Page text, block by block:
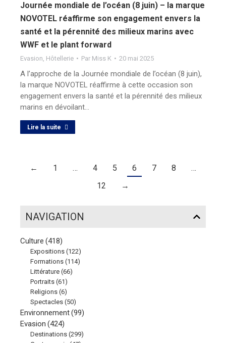
Journée mondiale de l’océan (8 juin) – la marque
NOVOTEL réaffirme son engagement envers la
santé et la pérennité des milieux marins avec
WWF et le plant forward
Evasion, Hôtellerie Par Miss K 20 mai 2025
A l’approche de la Journée mondiale de l’océan (8 juin),
la marque NOVOTEL réaffirme à cette occasion son
engagement envers la santé et la pérennité des milieux
marins en dévoilant…
Lire la suite
← 1 … 4 5 6 7 8
…
12
→
NAVIGATION
Culture (418)
Expositions (122)
Formations (114)
Littérature (66)
Portraits (61)
Religions (6)
Spectacles (50)
Environnement(99)
Evasion (424)
Destinations (299)